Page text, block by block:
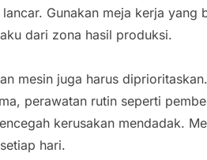
lancar. Gunakan meja kerja
dari zona hasil produksi.
mesin juga harus
perawatan rutin seperti
kerusakan mendadak.
hari.